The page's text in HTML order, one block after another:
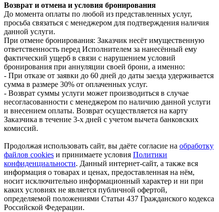
Возврат и отмена и условия бронирования
До момента оплаты по любой из представленных услуг,
просьба связаться с менеджером для подтверждения наличия
данной услуги.
При отмене бронирования: Заказчик несёт имущественную
ответственность перед Исполнителем за нанесённый ему
фактический ущерб в связи с нарушением условий
бронирования при аннуляции своей брони, а именно:
- При отказе от заявки до 60 дней до даты заезда удерживается
сумма в размере 30% от оплаченных услуг.
- Возврат суммы услуги может производиться в случае
несогласованности с менеджером по наличию данной услуги
и внесением оплаты. Возврат осуществляется на карту
Заказчика в течение 3-х дней с учетом вычета банковских
комиссий.
Продолжая использовать сайт, вы даёте согласие на обработку
файлов cookies и принимаете условия Политики
конфиденциальности. Данный интернет-сайт, а также вся
информация о товарах и ценах, предоставленная на нём,
носит исключительно информационный характер и ни при
каких условиях не является публичной офертой,
определяемой положениями Статьи 437 Гражданского кодекса
Российской Федерации.